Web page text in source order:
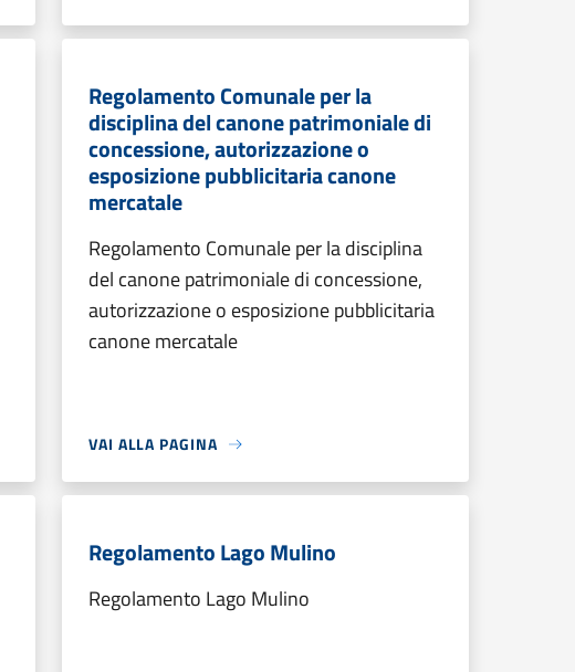
Regolamento Comunale per la
disciplina del canone patrimoniale di
concessione, autorizzazione o
esposizione pubblicitaria canone
mercatale
Regolamento Comunale per la disciplina
del canone patrimoniale di concessione,
autorizzazione o esposizione pubblicitaria
canone mercatale
VAI ALLA PAGINA
Regolamento Lago Mulino
Regolamento Lago Mulino